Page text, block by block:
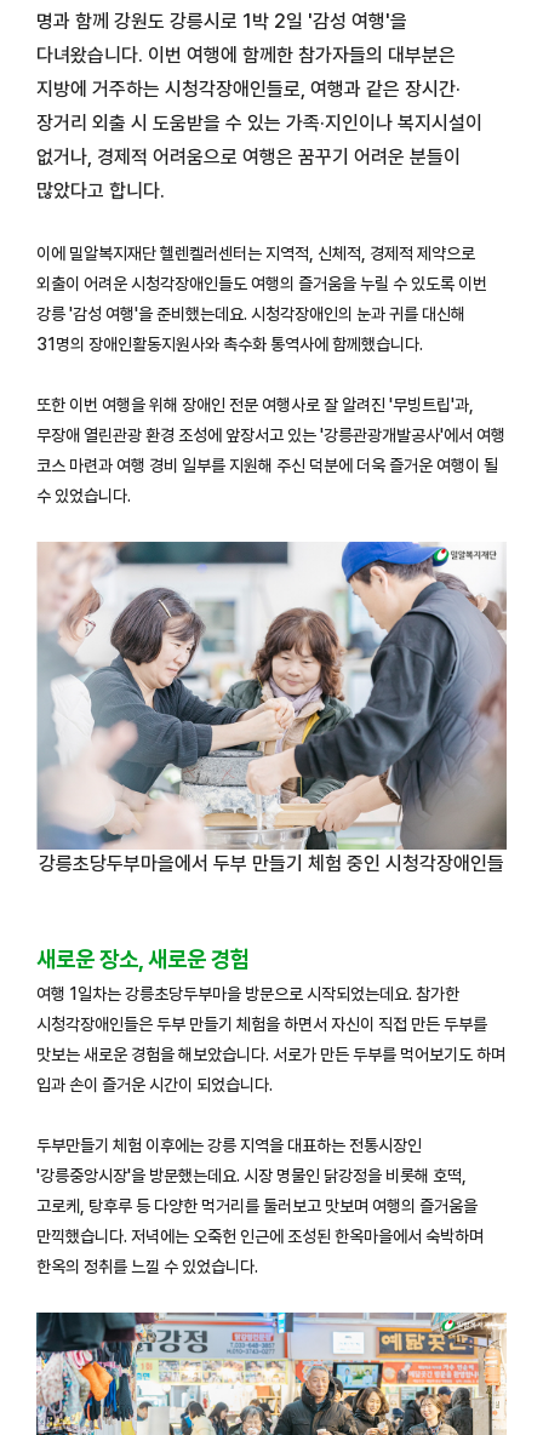
명과 함께 강원도 강릉시로 1박 2일 '감성 여행'을
다녀왔습니다. 이번 여행에 함께한 참가자들의 대부분은
지방에 거주하는 시청각장애인들로, 여행과 같은 장시간·
장거리 외출 시 도움받을 수 있는 가족·지인이나 복지시설이
없거나, 경제적 어려움으로 여행은 꿈꾸기 어려운 분들이
많았다고 합니다.
이에 밀알복지재단 헬렌켈러센터는 지역적, 신체적, 경제적 제약으로
외출이 어려운 시청각장애인들도 여행의 즐거움을 누릴 수 있도록 이번
강릉 '감성 여행'을 준비했는데요. 시청각장애인의 눈과 귀를 대신해
31명의 장애인활동지원사와 촉수화 통역사에 함께했습니다.
또한 이번 여행을 위해 장애인 전문 여행사로 잘 알려진 '무빙트립'과,
무장애 열린관광 환경 조성에 앞장서고 있는 '강릉관광개발공사'에서 여행
코스 마련과 여행 경비 일부를 지원해 주신 덕분에 더욱 즐거운 여행이 될
수 있었습니다.
강릉초당두부마을에서 두부 만들기 체험 중인 시청각장애인들
새로운 장소, 새로운 경험
여행 1일차는 강릉초당두부마을 방문으로 시작되었는데요. 참가한
시청각장애인들은 두부 만들기 체험을 하면서 자신이 직접 만든 두부를
맛보는 새로운 경험을 해보았습니다. 서로가 만든 두부를 먹어보기도 하며
입과 손이 즐거운 시간이 되었습니다.
두부만들기 체험 이후에는 강릉 지역을 대표하는 전통시장인
'강릉중앙시장'을 방문했는데요. 시장 명물인 닭강정을 비롯해 호떡,
고로케, 탕후루 등 다양한 먹거리를 둘러보고 맛보며 여행의 즐거움을
만끽했습니다. 저녁에는 오죽헌 인근에 조성된 한옥마을에서 숙박하며
한옥의 정취를 느낄 수 있었습니다.